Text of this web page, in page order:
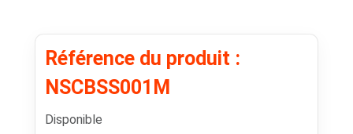
Référence du produit :
NSCBSS001M
Disponible